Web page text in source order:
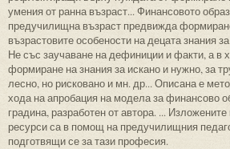
умения от ранна възраст... Финансовото
предучилищна възраст предвижда
възрастовите особености на децата знания
Не със заучаване на дефиниции и факти, а в
формиране на знания за искано и нужно, за
лесно, но рисковано и мн. др... Описана е
хода на апробация на модела за финансово
градина, разработен от автора. ... Изложените
ресурси са в помощ на предучилищния
подготвящи се за тази професия.